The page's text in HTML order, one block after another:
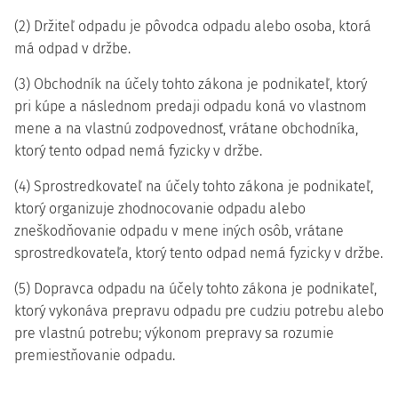
(2) Držiteľ odpadu je pôvodca odpadu alebo osoba, ktorá
má odpad v držbe.
(3) Obchodník na účely tohto zákona je podnikateľ, ktorý
pri kúpe a následnom predaji odpadu koná vo vlastnom
mene a na vlastnú zodpovednosť, vrátane obchodníka,
ktorý tento odpad nemá fyzicky v držbe.
(4) Sprostredkovateľ na účely tohto zákona je podnikateľ,
ktorý organizuje zhodnocovanie odpadu alebo
zneškodňovanie odpadu v mene iných osôb, vrátane
sprostredkovateľa, ktorý tento odpad nemá fyzicky v držbe.
(5) Dopravca odpadu na účely tohto zákona je podnikateľ,
ktorý vykonáva prepravu odpadu pre cudziu potrebu alebo
pre vlastnú potrebu; výkonom prepravy sa rozumie
premiestňovanie odpadu.